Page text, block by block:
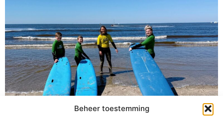
Beheer toestemming